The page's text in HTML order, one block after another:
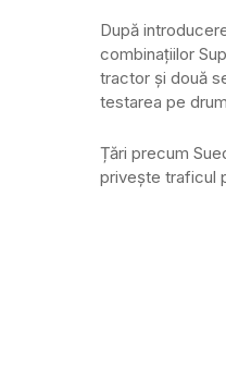
După
combinațiilor
tractor și două
testarea pe
Țări precum
privește traficul